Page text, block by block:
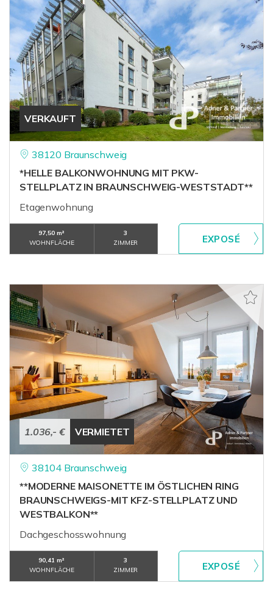
VERKAUFT
38120 Braunschweig
*HELLE BALKONWOHNUNG MIT PKW-
STELLPLATZ IN BRAUNSCHWEIG-WESTSTADT**
Etagenwohnung
97,50 m²
WOHNFLÄCHE
3
ZIMMER
1.036,- € VERMIETET
38104 Braunschweig
**MODERNE MAISONETTE IM ÖSTLICHEN RING
BRAUNSCHWEIGS-MIT KFZ-STELLPLATZ UND
WESTBALKON**
Dachgeschosswohnung
90,41 m²
WOHNFLÄCHE
3
ZIMMER